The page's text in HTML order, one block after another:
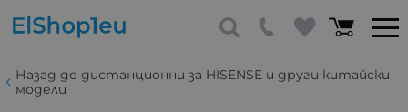
Назад до дистанционни за HISENSE и други китайски
модели